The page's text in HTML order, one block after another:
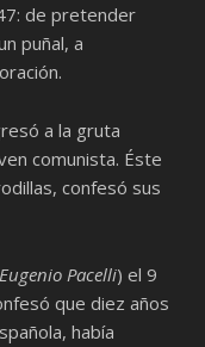
de pretender
puñal, a
a la gruta
comunista. Éste
confesó sus
Eugenio Pacelli) el 9
que diez años
había